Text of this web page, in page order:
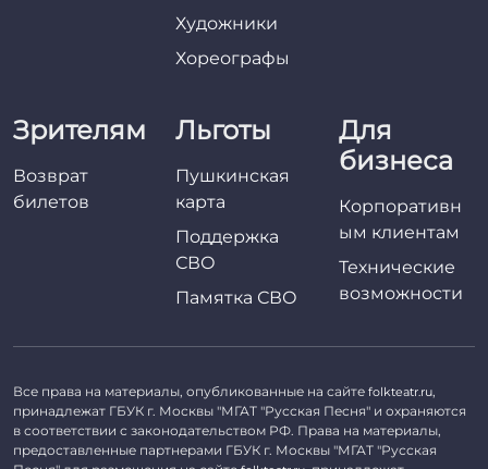
Художники
Хореографы
Зрителям
Возврат
билетов
Льготы
Пушкинская
карта
Поддержка
СВО
Памятка СВО
Для
бизнеса
Корпоративн
ым клиентам
Технические
возможности
Все права на материалы, опубликованные на сайте folkteatr.ru,
принадлежат ГБУК г. Москвы "МГАТ "Русская Песня" и охраняются
в соответствии с законодательством РФ. Права на материалы,
предоставленные партнерами ГБУК г. Москвы "МГАТ "Русская